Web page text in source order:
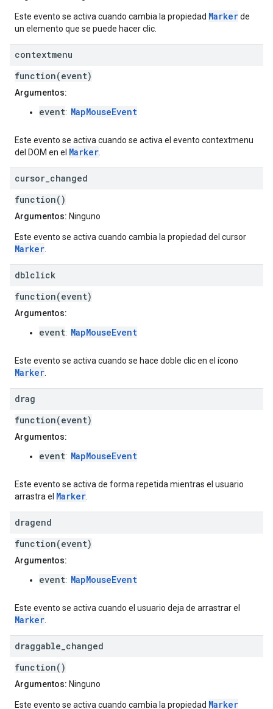
Este evento se activa cuando cambia la propiedad Markerde
un elemento que se puede hacer clic.
contextmenu
function(event)
Argumentos:
event: MapMouseEvent
Este evento se activa cuando se activa el evento contextmenu
del DOM en el Marker
cursor changed
function()
Argumentos: Ninguno
Este evento se activa cuando cambia la propiedad del cursor
Marker
dblclick
function(event)
Argumentos:
event: MapMouseEvent
Este evento se activa cuando se hace doble clic en el ícono
Marker
drag
function(event)
Argumentos:
event: MapMouseEvent
Este evento se activa de forma repetida mientras el usuario
arrastra el Marker
dragend
function(event)
Argumentos:
event: MapMouseEvent
Este evento se activa cuando el usuario deja de arrastrar el
Marker
draggable changed
function()
Argumentos: Ninguno
Este evento se activa cuando cambia la propiedad Marker